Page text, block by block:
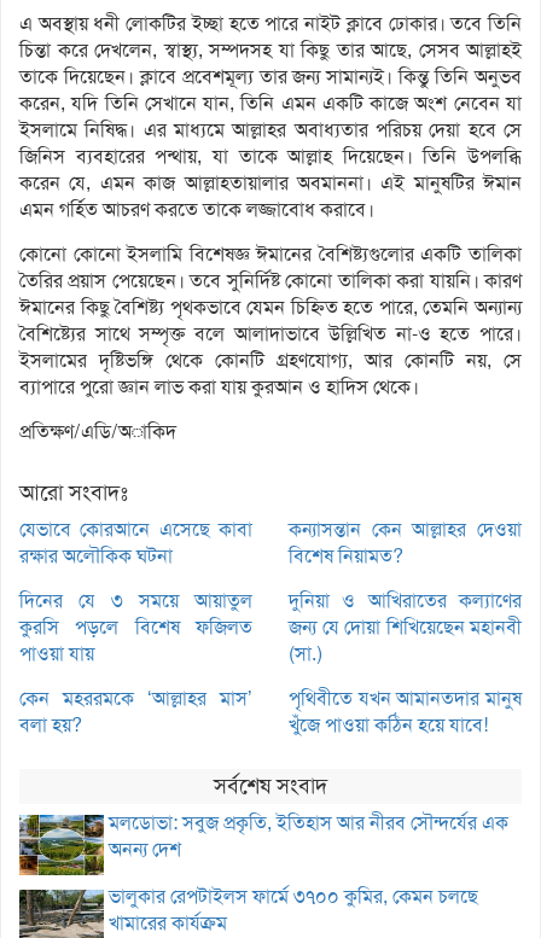
এ অবস্থায় ধনী লোকটির ইচ্ছা হতে পারে নাইট ক্লাবে ঢোকার। তবে তিনি
চিন্তা করে দেখলেন, স্বাস্থ্য, সম্পদসহ যা কিছু তার আছে, সেসব আল্লাহই
তাকে দিয়েছেন। ক্লাবে প্রবেশমূল্য তার জন্য সামান্যই। কিন্তু তিনি অনুভব
করেন, যদি তিনি সেখানে যান, তিনি এমন একটি কাজে অংশ নেবেন যা
ইসলামে নিষিদ্ধ। এর মাধ্যমে আল্লাহর অবাধ্যতার পরিচয় দেয়া হবে সে
জিনিস ব্যবহারের পন্থায়, যা তাকে আল্লাহ দিয়েছেন। তিনি উপলব্ধি
করেন যে, এমন কাজ আল্লাহতায়ালার অবমাননা। এই মানুষটির ঈমান
এমন গর্হিত আচরণ করতে তাকে লজ্জাবোধ করাবে।
কোনো কোনো ইসলামি বিশেষজ্ঞ ঈমানের বৈশিষ্ট্যগুলোর একটি তালিকা
তৈরির প্রয়াস পেয়েছেন। তবে সুনির্দিষ্ট কোনো তালিকা করা যায়নি। কারণ
ঈমানের কিছু বৈশিষ্ট্য পৃথকভাবে যেমন চিহ্নিত হতে পারে, তেমনি অন্যান্য
বৈশিষ্ট্যের সাথে সম্পৃক্ত বলে আলাদাভাবে উল্লিখিত না-ও হতে পারে।
ইসলামের দৃষ্টিভঙ্গি থেকে কোনটি গ্রহণযোগ্য, আর কোনটি নয়, সে
ব্যাপারে পুরো জ্ঞান লাভ করা যায় কুরআন ও হাদিস থেকে।
প্রতিক্ষণ/এডি/অাকিদ
আরো সংবাদঃ
যেভাবে কোরআনে এসেছে কাবা
রক্ষার অলৌকিক ঘটনা
কন্যাসন্তান কেন আল্লাহর দেওয়া
বিশেষ নিয়ামত?
দিনের যে ৩ সময়ে আয়াতুল
কুরসি পড়লে বিশেষ ফজিলত
পাওয়া যায়
দুনিয়া ও আখিরাতের কল্যাণের
জন্য যে দোয়া শিখিয়েছেন মহানবী
(সা.)
কেন মহররমকে ‘আল্লাহর মাস’
বলা হয়?
পৃথিবীতে যখন আমানতদার মানুষ
খুঁজে পাওয়া কঠিন হয়ে যাবে!
সর্বশেষ সংবাদ
মলডোভা: সবুজ প্রকৃতি, ইতিহাস আর নীরব সৌন্দর্যের এক
অনন্য দেশ
ভালুকার রেপটাইলস ফার্মে ৩৭০০ কুমির, কেমন চলছে
খামারের কার্যক্রম